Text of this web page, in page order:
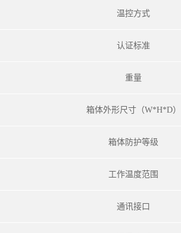
温控方式
认证标准
重量
箱体外形尺寸（W*H*D）
箱体防护等级
工作温度范围
通讯接口